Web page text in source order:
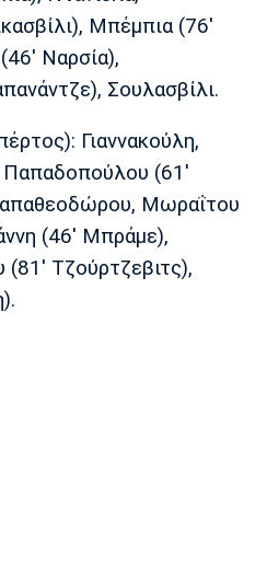
Μπέμπια (76'
Ναρσία),
Σουλασβίλι.
Γιαννακούλη,
(61'
Μωραΐτου
(46' Μπράμε),
Τζούρτζεβιτς),